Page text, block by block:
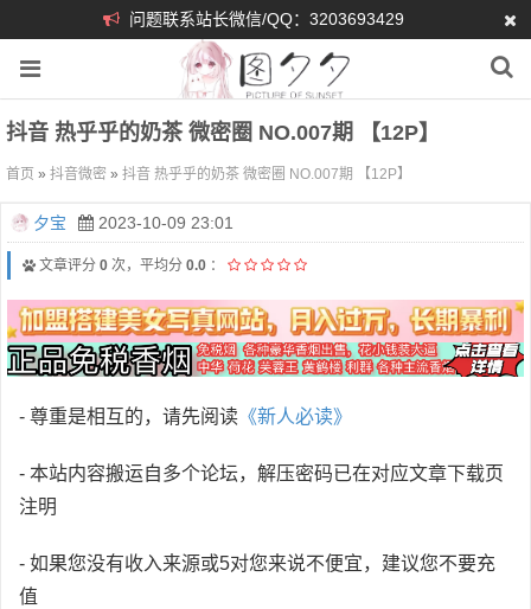
问题联系站长微信/QQ：3203693429
抖音 热乎乎的奶茶 微密圈 NO.007期 【12P】
首页 » 抖音微密 » 抖音 热乎乎的奶茶 微密圈 NO.007期 【12P】
夕宝 2023-10-09 23:01
文章评分 0 次，平均分 0.0 ：
- 尊重是相互的，请先阅读 《新人必读》
- 本站内容搬运自多个论坛，解压密码已在对应文章下载页
注明
- 如果您没有收入来源或5对您来说不便宜，建议您不要充
值